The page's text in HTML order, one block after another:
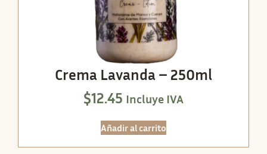
Crema Lavanda – 250ml
$12.45 Incluye IVA
Añadir al carrito